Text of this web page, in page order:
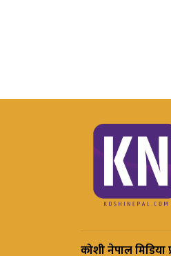
कोशी नेपाल मिडिया